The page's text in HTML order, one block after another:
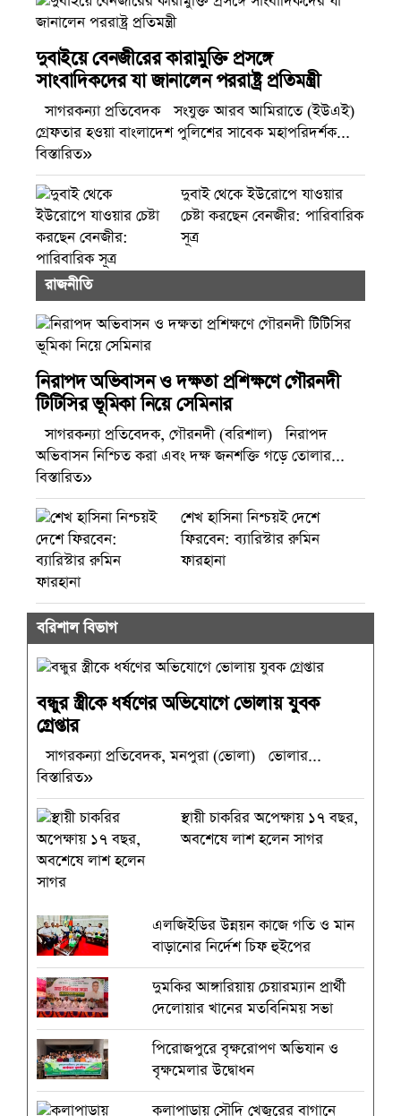
দুবাইয়ে বেনজীরের কারামুক্তি প্রসঙ্গে
সাংবাদিকদের যা জানালেন পররাষ্ট্র প্রতিমন্ত্রী
সাগরকন্যা প্রতিবেদক সংযুক্ত আরব আমিরাতে (ইউএই)
গ্রেফতার হওয়া বাংলাদেশ পুলিশের সাবেক মহাপরিদর্শক...
বিস্তারিত»
দুবাই থেকে ইউরোপে যাওয়ার
চেষ্টা করছেন বেনজীর: পারিবারিক
সূত্র
রাজনীতি
নিরাপদ অভিবাসন ও দক্ষতা প্রশিক্ষণে গৌরনদী
টিটিসির ভূমিকা নিয়ে সেমিনার
সাগরকন্যা প্রতিবেদক, গৌরনদী (বরিশাল) নিরাপদ
অভিবাসন নিশ্চিত করা এবং দক্ষ জনশক্তি গড়ে তোলার...
বিস্তারিত»
শেখ হাসিনা নিশ্চয়ই দেশে
ফিরবেন: ব্যারিস্টার রুমিন
ফারহানা
বরিশাল বিভাগ
বন্ধুর স্ত্রীকে ধর্ষণের অভিযোগে ভোলায় যুবক
গ্রেপ্তার
সাগরকন্যা প্রতিবেদক, মনপুরা (ভোলা) ভোলার...
বিস্তারিত»
স্থায়ী চাকরির অপেক্ষায় ১৭ বছর,
অবশেষে লাশ হলেন সাগর
এলজিইডির উন্নয়ন কাজে গতি ও মান
বাড়ানোর নির্দেশ চিফ হুইপের
দুমকির আঙ্গারিয়ায় চেয়ারম্যান প্রার্থী
দেলোয়ার খানের মতবিনিময় সভা
পিরোজপুরে বৃক্ষরোপণ অভিযান ও
বৃক্ষমেলার উদ্বোধন
কলাপাড়ায় সৌদি খেজুরের বাগানে